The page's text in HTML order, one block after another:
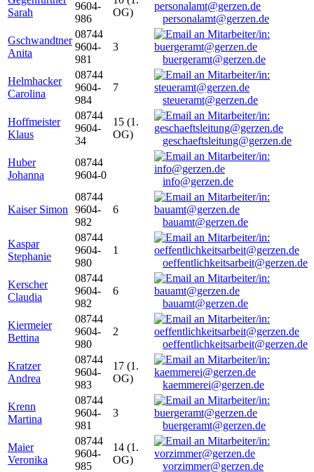
Sarah
9604-
986
OG)
personalamt@gerzen.de
Gschwandtner
Anita
08744
9604-
981
3
buergeramt@gerzen.de
Helmhacker
Carolina
08744
9604-
984
7
steueramt@gerzen.de
Hoffmeister
Klaus
08744
9604-
34
15 (1.
OG)
geschaeftsleitung@gerzen.de
Huber
Johanna
08744
9604-0
info@gerzen.de
Kaiser Simon
08744
9604-
982
6
bauamt@gerzen.de
Kaspar
Stephanie
08744
9604-
980
1
oeffentlichkeitsarbeit@gerzen.de
Kerscher
Claudia
08744
9604-
982
6
bauamt@gerzen.de
Kiermeier
Bettina
08744
9604-
980
2
oeffentlichkeitsarbeit@gerzen.de
Kratzer
Andrea
08744
9604-
983
17 (1.
OG)
kaemmerei@gerzen.de
Krenn
Martina
08744
9604-
981
3
buergeramt@gerzen.de
Maier
Veronika
08744
9604-
985
14 (1.
OG)
vorzimmer@gerzen.de